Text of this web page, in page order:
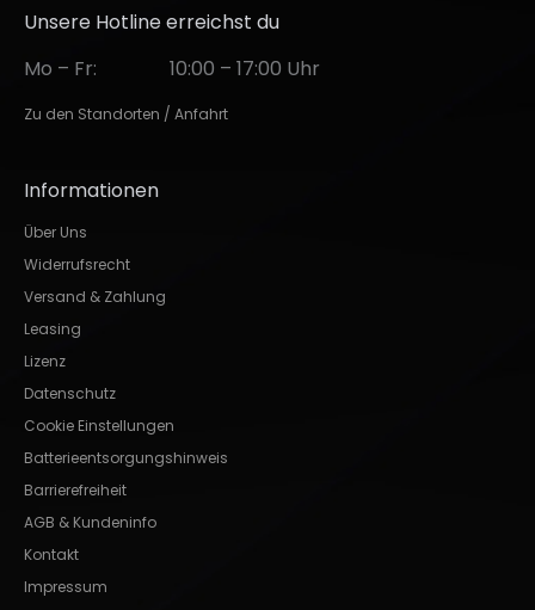
Unsere Hotline erreichst du
Mo – Fr:
10:00 – 17:00 Uhr
Zu den Standorten / Anfahrt
Informationen
Über Uns
Widerrufsrecht
Versand & Zahlung
Leasing
Lizenz
Datenschutz
Cookie Einstellungen
Batterieentsorgungshinweis
Barrierefreiheit
AGB & Kundeninfo
Kontakt
Impressum